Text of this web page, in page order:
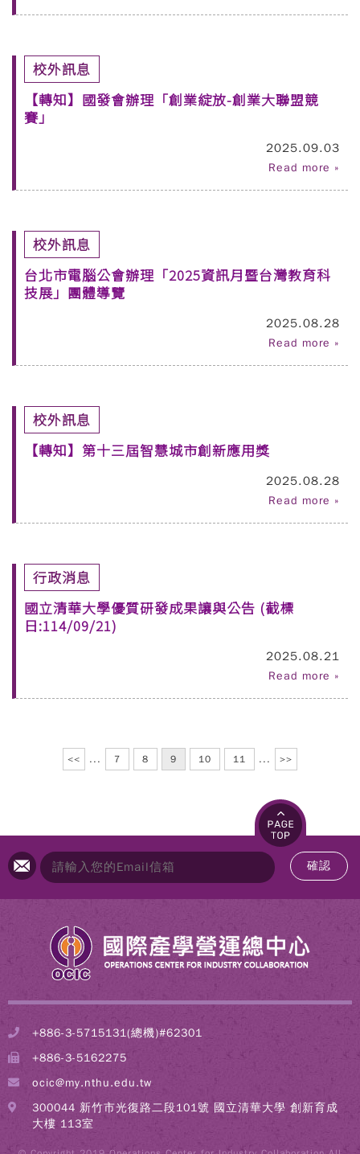
校外訊息
【轉知】國發會辦理「創業綻放-創業大聯盟競
賽」
2025.09.03
Read more »
校外訊息
台北市電腦公會辦理「2025資訊月暨台灣教育科
技展」團體導覽
2025.08.28
Read more »
校外訊息
【轉知】第十三屆智慧城市創新應用獎
2025.08.28
Read more »
行政消息
國立清華大學優質研發成果讓與公告 (截標
日:114/09/21)
2025.08.21
Read more »
<< ... 7 8 9 10 11 ... >>
確認
+886-3-5715131(總機)#62301
+886-3-5162275
ocic@my.nthu.edu.tw
300044 新竹市光復路二段101號 國立清華大學 創新育成
大樓 113室